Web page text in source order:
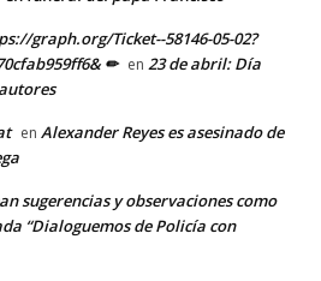
graph.org/Ticket--58146-05-02?
✏ en 23 de abril: Día
en Alexander Reyes es asesinado de
sugerencias y observaciones como
“Dialoguemos de Policía con